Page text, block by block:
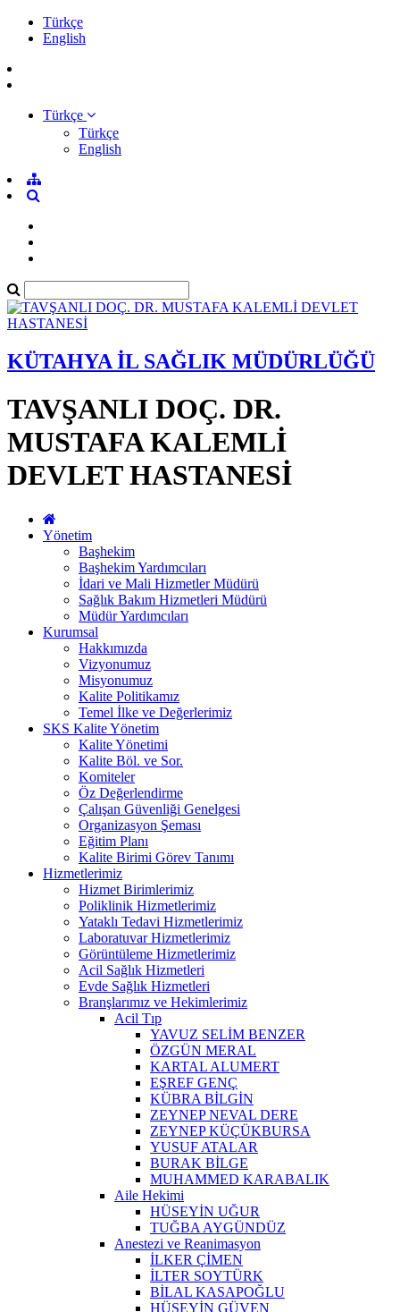
Türkçe
English
Türkçe
Türkçe
English
KÜTAHYA İL SAĞLIK MÜDÜRLÜĞÜ
TAVŞANLI DOÇ. DR.
MUSTAFA KALEMLİ
DEVLET HASTANESİ
Yönetim
Başhekim
Başhekim Yardımcıları
İdari ve Mali Hizmetler Müdürü
Sağlık Bakım Hizmetleri Müdürü
Müdür Yardımcıları
Kurumsal
Hakkımızda
Vizyonumuz
Misyonumuz
Kalite Politikamız
Temel İlke ve Değerlerimiz
SKS Kalite Yönetim
Kalite Yönetimi
Kalite Böl. ve Sor.
Komiteler
Öz Değerlendirme
Çalışan Güvenliği Genelgesi
Organizasyon Şeması
Eğitim Planı
Kalite Birimi Görev Tanımı
Hizmetlerimiz
Hizmet Birimlerimiz
Poliklinik Hizmetlerimiz
Yataklı Tedavi Hizmetlerimiz
Laboratuvar Hizmetlerimiz
Görüntüleme Hizmetlerimiz
Acil Sağlık Hizmetleri
Evde Sağlık Hizmetleri
Branşlarımız ve Hekimlerimiz
Acil Tıp
YAVUZ SELİM BENZER
ÖZGÜN MERAL
KARTAL ALUMERT
EŞREF GENÇ
KÜBRA BİLGİN
ZEYNEP NEVAL DERE
ZEYNEP KÜÇÜKBURSA
YUSUF ATALAR
BURAK BİLGE
MUHAMMED KARABALIK
Aile Hekimi
HÜSEYİN UĞUR
TUĞBA AYGÜNDÜZ
Anestezi ve Reanimasyon
İLKER ÇİMEN
İLTER SOYTÜRK
BİLAL KASAPOĞLU
HÜSEYİN GÜVEN